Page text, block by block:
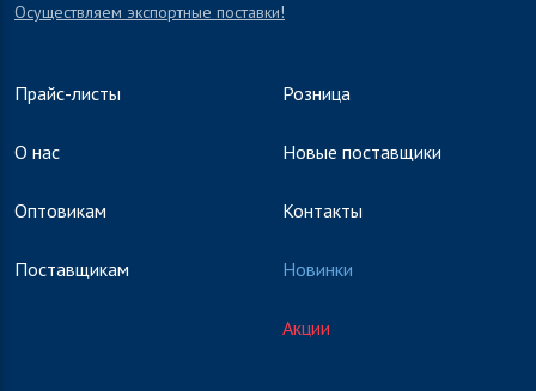
Осуществляем экспортные поставки!
Прайс-листы
О нас
Оптовикам
Поставщикам
Розница
Новые поставщики
Контакты
Новинки
Акции